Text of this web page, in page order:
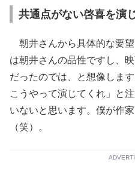
共通点がない啓喜を演
朝井さんから具体的な要
は朝井さんの品性ですし、
だったのでは、と想像しま
こうやって演じてくれ」と
いないと思います。僕が作
（笑）。